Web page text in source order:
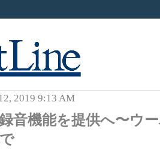
2019 9:13 AM
音機能を提供へ〜ウ